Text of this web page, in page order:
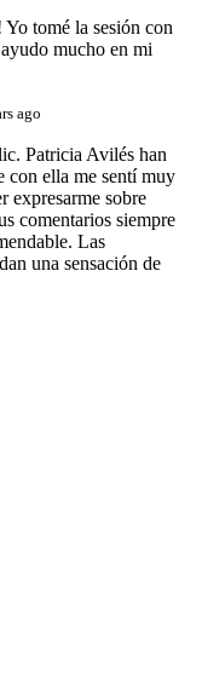
tomé la sesión con
mucho en mi
ago
Patricia Avilés han
con ella me sentí muy
expresarme sobre
comentarios siempre
Las
una sensación de